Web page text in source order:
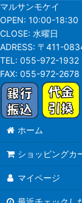
マルサンモケイ
OPEN: 10:00-18:30
CLOSE: 水曜日
ADRESS: 〒411-
TEL: 055-972-1932
FAX: 055-972-2678
ホーム
ショッピングカ
マイページ